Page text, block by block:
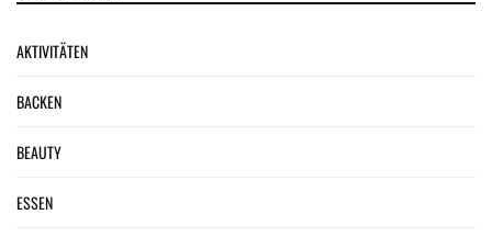
AKTIVITÄTEN
BACKEN
BEAUTY
ESSEN